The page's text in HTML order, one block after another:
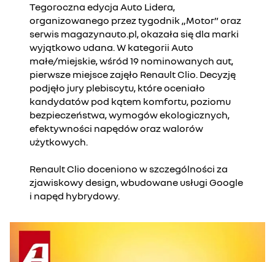
Tegoroczna edycja Auto Lidera,
organizowanego przez tygodnik „Motor” oraz
serwis magazynauto.pl, okazała się dla marki
wyjątkowo udana. W kategorii Auto
małe/miejskie, wśród 19 nominowanych aut,
pierwsze miejsce zajęło Renault Clio. Decyzję
podjęło jury plebiscytu, które oceniało
kandydatów pod kątem komfortu, poziomu
bezpieczeństwa, wymogów ekologicznych,
efektywności napędów oraz walorów
użytkowych.
Renault Clio doceniono w szczególności za
zjawiskowy design, wbudowane usługi Google
i napęd hybrydowy.